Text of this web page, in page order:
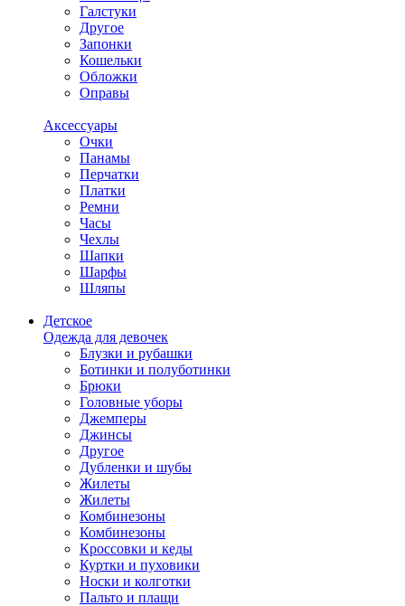
Галстуки
Другое
Запонки
Кошельки
Обложки
Оправы
Аксессуары
Очки
Панамы
Перчатки
Платки
Ремни
Часы
Чехлы
Шапки
Шарфы
Шляпы
Детское
Одежда для девочек
Блузки и рубашки
Ботинки и полуботинки
Брюки
Головные уборы
Джемперы
Джинсы
Другое
Дубленки и шубы
Жилеты
Жилеты
Комбинезоны
Комбинезоны
Кроссовки и кеды
Куртки и пуховики
Носки и колготки
Пальто и плащи